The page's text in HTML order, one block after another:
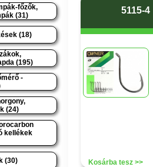
főzők,
(31)
(18)
(195)
-
(24)
kellékek
(30)
5115-4
Kosárba tesz >>